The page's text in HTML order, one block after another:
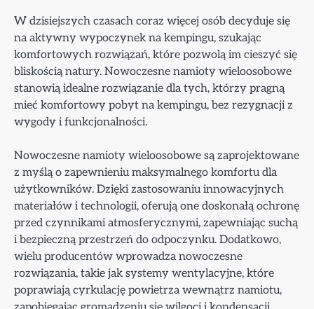
W dzisiejszych czasach coraz więcej osób decyduje się
na aktywny wypoczynek na kempingu, szukając
komfortowych rozwiązań, które pozwolą im cieszyć się
bliskością natury. Nowoczesne namioty wieloosobowe
stanowią idealne rozwiązanie dla tych, którzy pragną
mieć komfortowy pobyt na kempingu, bez rezygnacji z
wygody i funkcjonalności.
Nowoczesne namioty wieloosobowe są zaprojektowane
z myślą o zapewnieniu maksymalnego komfortu dla
użytkowników. Dzięki zastosowaniu innowacyjnych
materiałów i technologii, oferują one doskonałą ochronę
przed czynnikami atmosferycznymi, zapewniając suchą
i bezpieczną przestrzeń do odpoczynku. Dodatkowo,
wielu producentów wprowadza nowoczesne
rozwiązania, takie jak systemy wentylacyjne, które
poprawiają cyrkulację powietrza wewnątrz namiotu,